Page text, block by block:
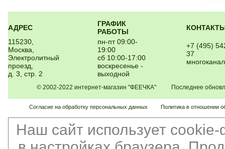
АДРЕС
ГРАФИК
РАБОТЫ
115230,
Москва,
Электролитный
проезд,
д. 3, стр. 2
пн-пт 09:00-
19:00
сб 10:00-17:00
воскресенье -
выходной
+7 (495)
37
© 2002-2022 интернет-магазин "ФЕЕЧКА" Последнее
Согласие на обработку персональных данных Политика в отношении
Наш сайт использует